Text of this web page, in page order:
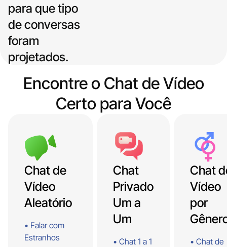
para que tipo
de conversas
foram
projetados.
Encontre o Chat de Vídeo
Certo para Você
Chat de
Vídeo
Aleatório
Falar com
Estranhos
Chat
Privado
Um a
Um
Chat 1 a 1
Chat
por
Chat de